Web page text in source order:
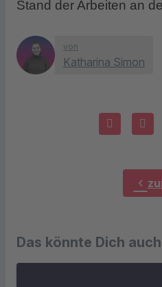
Stand der Arbeiten an
von
Katharina Simon
chevron_left
Das könnte Dich